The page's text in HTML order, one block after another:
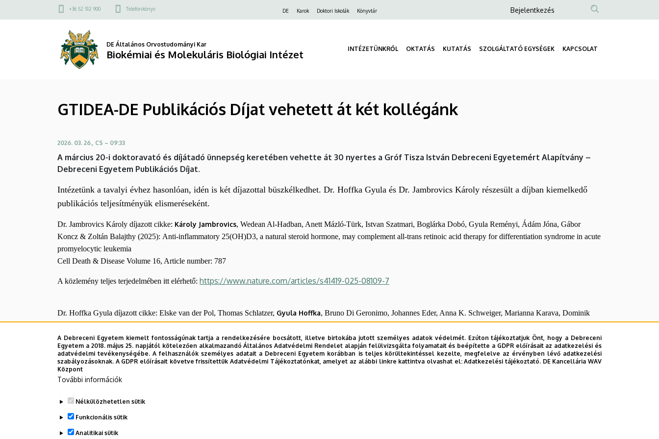
GTIDEA-
Publikációs
kollégánk
Biokémiai
Molekuláris
Biológiai
a
Felső
menü
+36 52 512 900 Telefonkönyv DE Karok Doktori Iskolák Könyvtár
Anonim
menüje
Bejelentkezés
DE Általános Orvostudományi Kar
Biokémiai és Molekuláris Biológiai Intézet INTÉZETÜNKRŐL OKTATÁS KUTATÁS SZOLGÁLTATÓ EGYSÉGEK KAPCSOLAT
GTIDEA-DE Publikációs Díjat vehetett át két kollégánk
2026. 03. 26., CS – 09:33
A március 20-i doktoravató és díjátadó ünnepség keretében vehette át 30 nyertes a Gróf Tisza István Debreceni Egyetemért Alapítvány –
Debreceni Egyetem Publikációs Díjat.
Intézetünk a tavalyi évhez hasonlóan, idén is két díjazottal büszkélkedhet. Dr. Hoffka Gyula és Dr. Jambrovics Károly részesült a díjban kiemelkedő
publikációs teljesítményük elismeréseként.
Dr. Jambrovics Károly díjazott cikke: Károly Jambrovics, Wedean Al-Hadban, Anett Mázló-Türk, Istvan Szatmari, Boglárka Dobó, Gyula Reményi, Ádám Jóna, Gábor
Koncz & Zoltán Balajthy (2025): Anti-inflammatory 25(OH)D3, a natural steroid hormone, may complement all-trans retinoic acid therapy for differentiation syndrome in acute
promyelocytic leukemia
Cell Death & Disease Volume 16, Article number: 787
A közlemény teljes terjedelmében itt elérhető: https://www.nature.com/articles/s41419-025-08109-7
Dr. Hoffka Gyula díjazott cikke: Elske van der Pol, Thomas Schlatzer, Gyula Hoffka, Bruno Di Geronimo, Johannes Eder, Anna K. Schweiger, Marianna Karava, Dominik
Gross, Roland C. Fischer, Daniel Kracher, Romas Kazlauskas, Kenji Miyamoto, Shina Caroline Lynn Kamerlin, Rolf Breinbauer, and Robert Kourist (2025): Mechanistic
Elucidation and Stereochemical Consequences of Alternative Binding of Alkenyl Substrates by Engineered Arylmalonate Decarboxylase
Journal of the American Chemical Society, Volume 147, Issue 43, 39271−39283
A közlemény teljes terjedelmében itt elérhető:
Gratulálunk mindkettejüknek az elismeréshez!
Legutóbbi frissítés: 2026. 03. 26. 09:34
A Debreceni Egyetem kiemelt fontosságúnak tartja a rendelkezésére bocsátott, illetve birtokába jutott személyes adatok védelmét. Ezúton tájékoztatjuk Önt, hogy a Debreceni
Egyetem a 2018. május 25. napjától kötelezően alkalmazandó Általános Adatvédelmi Rendelet alapján felülvizsgálta folyamatait és beépítette a GDPR előírásait az adatkezelési és
adatvédelmi tevékenységébe. A felhasználók személyes adatait a Debreceni Egyetem korábban is teljes körültekintéssel kezelte, megfelelve az érvényben lévő adatkezelési
szabályozásoknak. A GDPR előírásait követve frissítettük Adatvédelmi Tájékoztatónkat, amelyet az alábbi linkre kattintva olvashat el:Adatkezelési tájékoztató. DE Kancellária WAV
Központ
További információk
Nélkülözhetetlen sütik
Funkcionális sütik
Analitikai sütik